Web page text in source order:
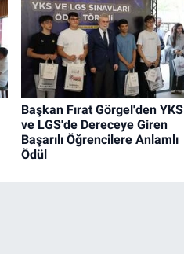
Başkan Fırat Görgel'den YKS
ve LGS'de Dereceye Giren
Başarılı Öğrencilere Anlamlı
Ödül